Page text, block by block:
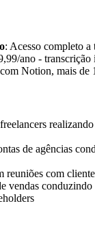
: Acesso completo a
ano -
Notion, mais de
de agências
reuniões com
vendas